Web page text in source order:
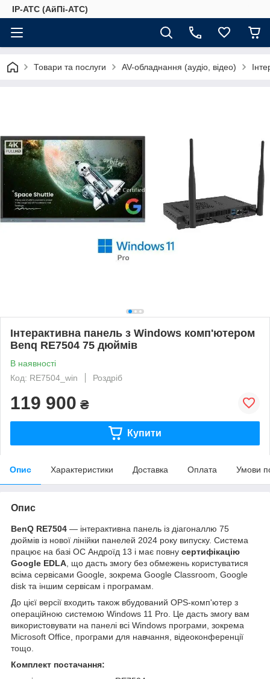
IP-АТС (АйПі-АТС)
Товари та послуги AV-обладнання (аудіо, відео)
Інтерактивна панель з Windows комп'ютером
Benq RE7504 75 дюймів
В наявності
Код: RE7504_win
Роздріб
119 900 ₴
Купити
Опис Характеристики Доставка Оплата Умови
Опис
BenQ RE7504 — інтерактивна панель із діагоналлю 75
дюймів із нової лінійки панелей 2024 року випуску. Система
працює на базі ОС Андроїд 13 і має повну сертифікацію
Google EDLA , що дасть змогу без обмежень користуватися
всіма сервісами Google, зокрема Google Classroom, Google
disk та іншим сервісам і програмам.
До цієї версії входить також вбудований OPS-комп'ютер з
операційною системою Windows 11 Pro. Це дасть змогу вам
використовувати на панелі всі Windows програми, зокрема
Microsoft Office, програми для навчання, відеоконференції
тощо.
Комплект постачання: